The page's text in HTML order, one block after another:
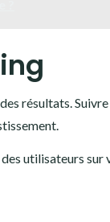
résultats. Suivre
utilisateurs sur